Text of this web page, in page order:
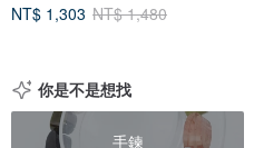
NT$ 1,303 NT$ 1,480
你是不是想找
手鍊